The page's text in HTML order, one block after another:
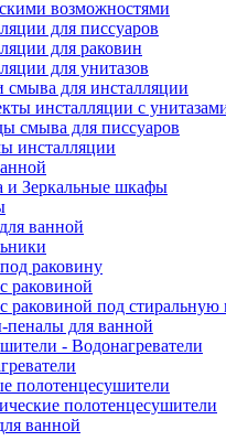
возможностями
для писсуаров
для раковин
для унитазов
смыва для инсталляции
инсталляции с
смыва для писсуаров
инсталляции
и Зеркальные шкафы
ванной
раковину
раковиной
раковиной под
для ванной
- Водонагреватели
полотенцесушители
полотенцесушители
ванной